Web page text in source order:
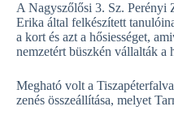
A Nagyszőlősi 3. Sz.
Erika által felkészített
a kort és azt a hősiességet,
nemzetért büszkén vállalták a
Megható volt a
zenés összeállítása, melyet